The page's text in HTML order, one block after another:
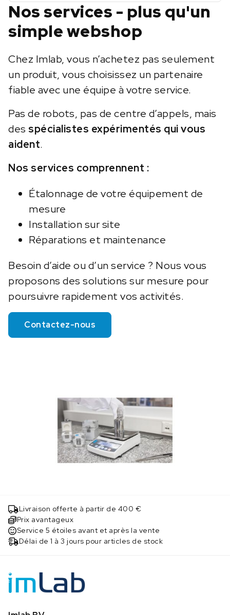
Nos services - plus qu'un
simple webshop
Chez Imlab, vous n’achetez pas seulement
un produit, vous choisissez un partenaire
fiable avec une équipe à votre service.
Pas de robots, pas de centre d’appels, mais
des spécialistes expérimentés qui vous
aident.
Nos services comprennent :
Étalonnage de votre équipement de
mesure
Installation sur site
Réparations et maintenance
Besoin d’aide ou d’un service ? Nous vous
proposons des solutions sur mesure pour
poursuivre rapidement vos activités.
Contactez-nous
Livraison offerte à partir de 400 €
Prix avantageux
Service 5 étoiles avant et après la vente
Délai de 1 à 3 jours pour articles de stock